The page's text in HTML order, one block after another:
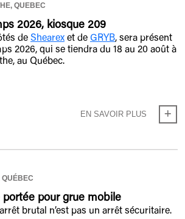
QUEBEC
2026, kiosque 209
de Shearex et de GRYB, sera présent
2026, qui se tiendra du 18 au 20 août à
au Québec.
EN SAVOIR PLUS
QUÉBEC
pour grue mobile
brutal n’est pas un arrêt sécuritaire.